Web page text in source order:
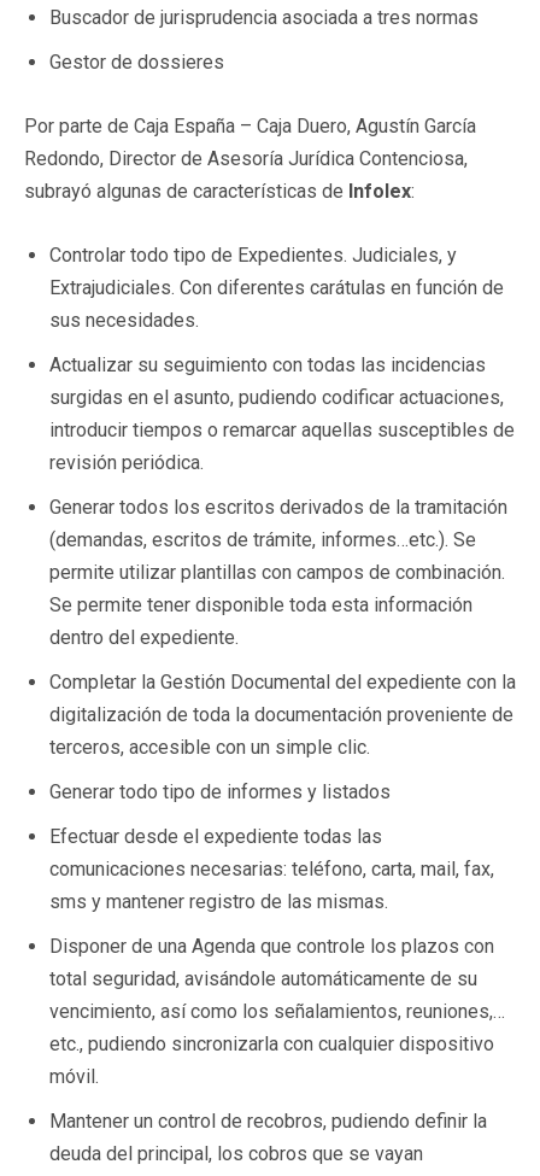
Buscador de jurisprudencia asociada a tres normas
Gestor de dossieres
Por parte de Caja España – Caja Duero, Agustín García
Redondo, Director de Asesoría Jurídica Contenciosa,
subrayó algunas de características de Infolex:
Controlar todo tipo de Expedientes. Judiciales, y
Extrajudiciales. Con diferentes carátulas en función de
sus necesidades.
Actualizar su seguimiento con todas las incidencias
surgidas en el asunto, pudiendo codificar actuaciones,
introducir tiempos o remarcar aquellas susceptibles de
revisión periódica.
Generar todos los escritos derivados de la tramitación
(demandas, escritos de trámite, informes…etc.). Se
permite utilizar plantillas con campos de combinación.
Se permite tener disponible toda esta información
dentro del expediente.
Completar la Gestión Documental del expediente con la
digitalización de toda la documentación proveniente de
terceros, accesible con un simple clic.
Generar todo tipo de informes y listados
Efectuar desde el expediente todas las
comunicaciones necesarias: teléfono, carta, mail, fax,
sms y mantener registro de las mismas.
Disponer de una Agenda que controle los plazos con
total seguridad, avisándole automáticamente de su
vencimiento, así como los señalamientos, reuniones,…
etc., pudiendo sincronizarla con cualquier dispositivo
móvil.
Mantener un control de recobros, pudiendo definir la
deuda del principal, los cobros que se vayan